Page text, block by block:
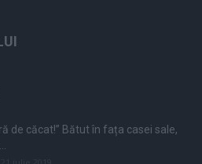
de căcat!” Bătut în fața casei sale,